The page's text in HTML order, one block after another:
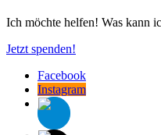
Ich möchte helfen! Was kann
Jetzt spenden!
Facebook
Instagram